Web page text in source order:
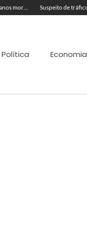
Cinco acreanos mortos em acidente trágico na BR-364 são velados juntos
Política Economia